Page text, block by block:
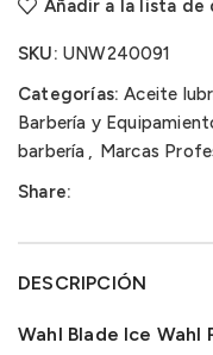
Añadir a la lista de
SKU: UNW240091
Categorías: Aceite
Barbería y
barbería , Marcas
Share:
DESCRIPCIÓN
Wahl Blade Ice Wahl